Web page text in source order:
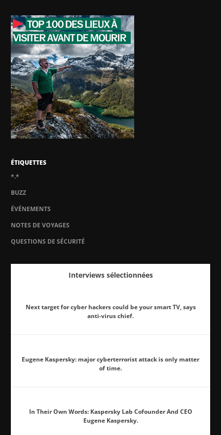
ÉTIQUETTES
*.*
BUZZ
ÉVÉNEMENTS
NOTES DE VOYAGES
QUESTIONS DE SÉCURITÉ
Interviews sélectionnées
Next target for cyber hackers could be your smart TV, says
anti-virus chief.
Eugene Kaspersky: major cyberterrorist attack is only matter
of time.
In Their Own Words: Kaspersky Lab Cofounder And CEO
Eugene Kaspersky.